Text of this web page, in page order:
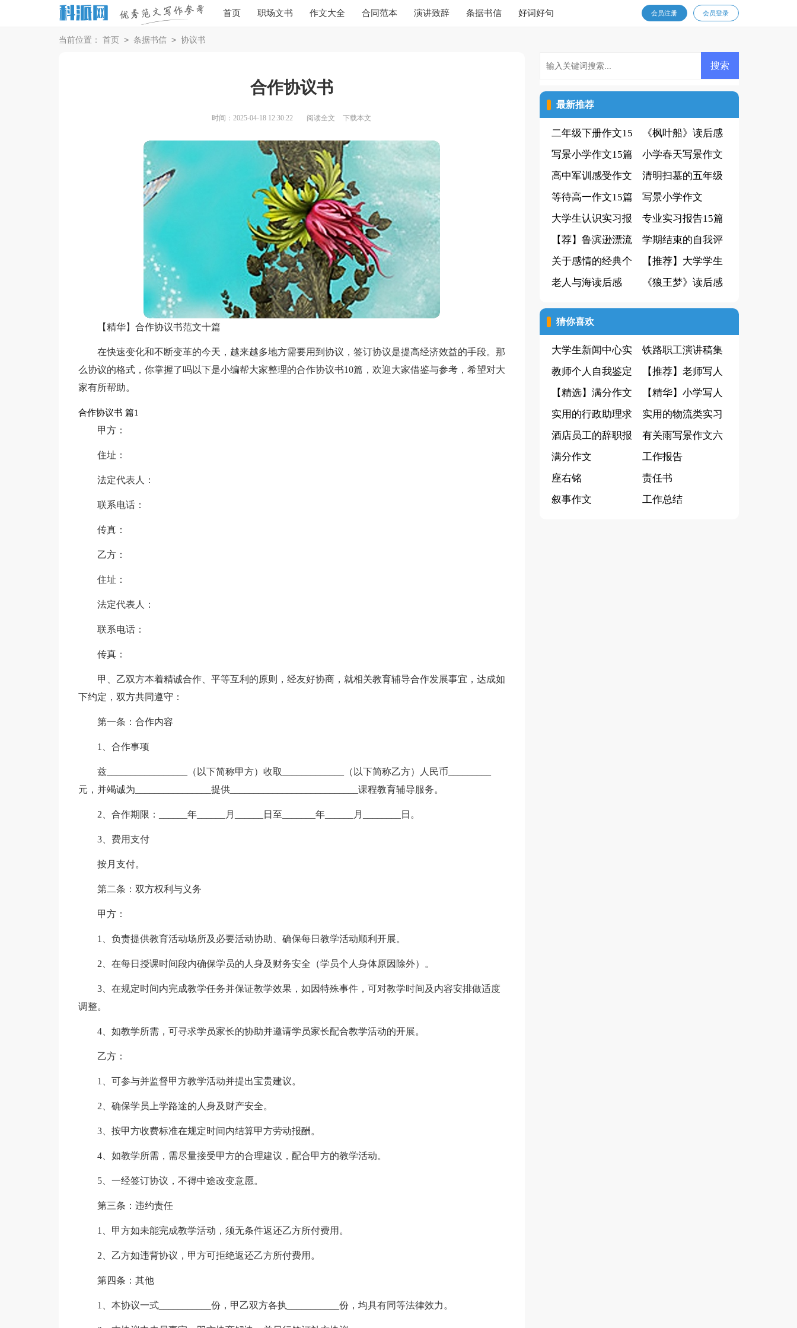
首页 职场文书 作文大全 合同范本 演讲致辞 条据书信 好词好句 会员登录
会员注册
当前位置： 首页 > 条据书信 > 协议书
合作协议书
时间：2025-04-18 12:30:22 阅读全文 下载本文
【精华】合作协议书范文十篇
在快速变化和不断变革的今天，越来越多地方需要用到协议，签订协议是提高经济效益的手段。那
么协议的格式，你掌握了吗以下是小编帮大家整理的合作协议书10篇，欢迎大家借鉴与参考，希望对大
家有所帮助。
合作协议书 篇1
甲方：
住址：
法定代表人：
联系电话：
传真：
乙方：
住址：
法定代表人：
联系电话：
传真：
甲、乙双方本着精诚合作、平等互利的原则，经友好协商，就相关教育辅导合作发展事宜，达成如
下约定，双方共同遵守：
第一条：合作内容
1、合作事项
兹_________________（以下简称甲方）收取_____________（以下简称乙方）人民币_________
元，并竭诚为________________提供___________________________课程教育辅导服务。
2、合作期限：______年______月______日至_______年______月________日。
3、费用支付
按月支付。
第二条：双方权利与义务
甲方：
1、负责提供教育活动场所及必要活动协助、确保每日教学活动顺利开展。
2、在每日授课时间段内确保学员的人身及财务安全（学员个人身体原因除外）。
3、在规定时间内完成教学任务并保证教学效果，如因特殊事件，可对教学时间及内容安排做适度
调整。
4、如教学所需，可寻求学员家长的协助并邀请学员家长配合教学活动的开展。
乙方：
1、可参与并监督甲方教学活动并提出宝贵建议。
2、确保学员上学路途的人身及财产安全。
3、按甲方收费标准在规定时间内结算甲方劳动报酬。
4、如教学所需，需尽量接受甲方的合理建议，配合甲方的教学活动。
5、一经签订协议，不得中途改变意愿。
第三条：违约责任
1、甲方如未能完成教学活动，须无条件返还乙方所付费用。
2、乙方如违背协议，甲方可拒绝返还乙方所付费用。
第四条：其他
1、本协议一式___________份，甲乙双方各执___________份，均具有同等法律效力。
最新推荐
二年级下册作文15
篇
《枫叶船》读后感
写景小学作文15篇
小学春天写景作文
高中军训感受作文
清明扫墓的五年级
作文
等待高一作文15篇
写景小学作文
大学生认识实习报
告
专业实习报告15篇
【荐】鲁滨逊漂流
记读后感
学期结束的自我评
价
关于感情的经典个
性签名
【推荐】大学学生
实习报告汇总六篇
老人与海读后感
《狼王梦》读后感
猜你喜欢
大学生新闻中心实
习报告
铁路职工演讲稿集
锦10篇
教师个人自我鉴定
【推荐】老师写人
作文八篇
【精选】满分作文
600字10篇
【精华】小学写人
作文汇编7篇
实用的行政助理求
职信四篇
实用的物流类实习
报告4篇
酒店员工的辞职报
告
有关雨写景作文六
篇
满分作文
工作报告
座右铭
责任书
叙事作文
工作总结